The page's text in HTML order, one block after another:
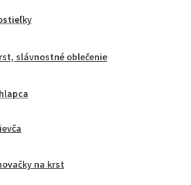
slávnostné oblečenie
na krst